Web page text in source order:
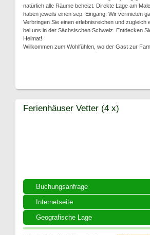
natürlich alle Räume beheizt. Direkte Lage am
haben jeweils einen sep. Eingang. Wir vermieten
Verbringen Sie einen erlebnisreichen und zugleich
bei uns in der Sächsischen Schweiz. Entdecken
Heimat!
Willkommen zum Wohlfühlen, wo der Gast zur
Buchungsanfrage
Internetseite
Geografische Lage
Ferienhäuser Vetter (4 x)